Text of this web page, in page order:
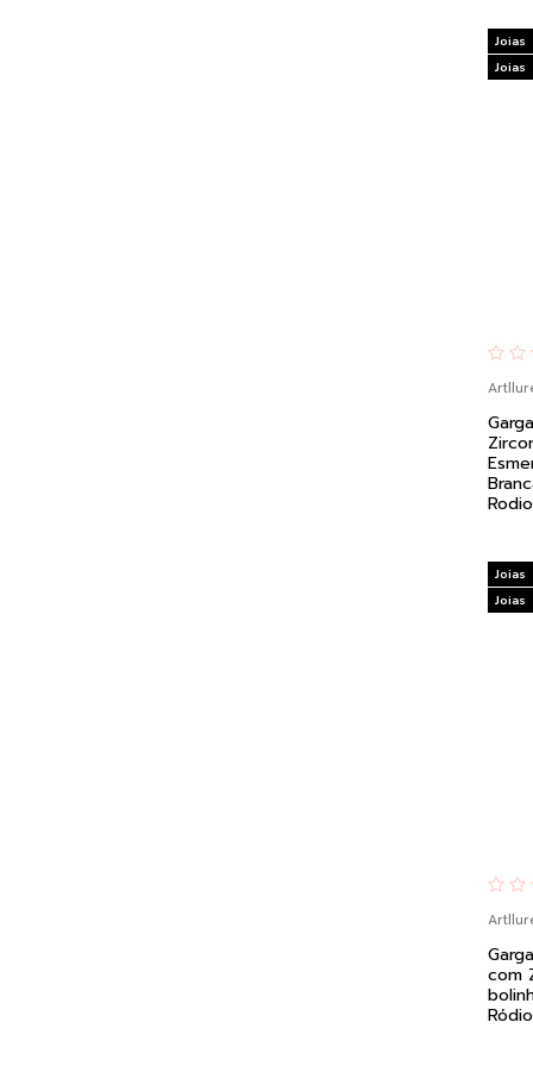
Joias
Joias
com
Ródio
Joias
Joias